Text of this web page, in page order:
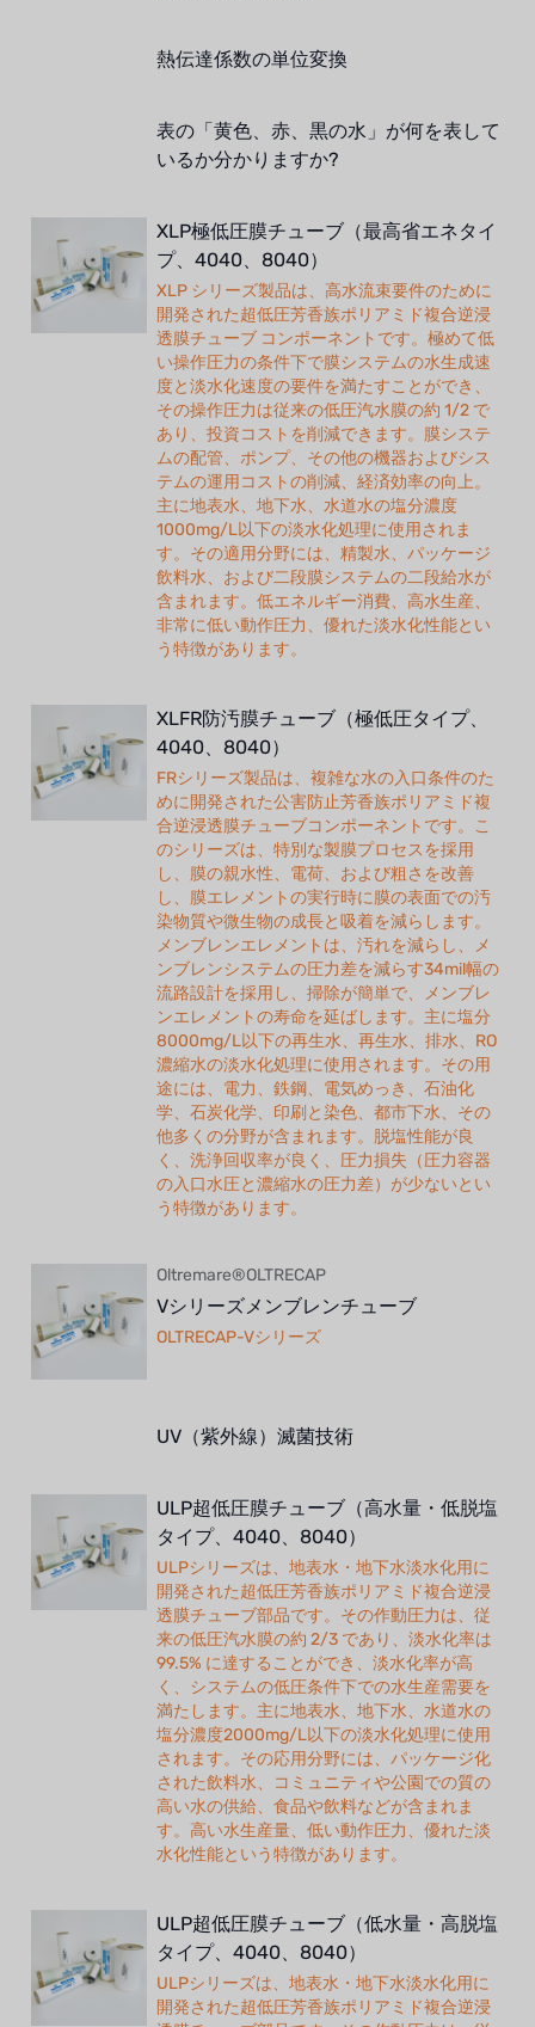
熱伝達係数の単位変換
表の「黄色、赤、黒の水」が何を表して
いるか分かりますか?
XLP極低圧膜チューブ（最高省エネタイ
プ、4040、8040）
XLP シリーズ製品は、高水流束要件のために
開発された超低圧芳香族ポリアミド複合逆浸
透膜チューブ コンポーネントです。極めて低
い操作圧力の条件下で膜システムの水生成速
度と淡水化速度の要件を満たすことができ、
その操作圧力は従来の低圧汽水膜の約 1/2 で
あり、投資コストを削減できます。膜システ
ムの配管、ポンプ、その他の機器およびシス
テムの運用コストの削減、経済効率の向上。
主に地表水、地下水、水道水の塩分濃度
1000mg/L以下の淡水化処理に使用されま
す。その適用分野には、精製水、パッケージ
飲料水、および二段膜システムの二段給水が
含まれます。低エネルギー消費、高水生産、
非常に低い動作圧力、優れた淡水化性能とい
う特徴があります。
XLFR防汚膜チューブ（極低圧タイプ、
4040、8040）
FRシリーズ製品は、複雑な水の入口条件のた
めに開発された公害防止芳香族ポリアミド複
合逆浸透膜チューブコンポーネントです。こ
のシリーズは、特別な製膜プロセスを採用
し、膜の親水性、電荷、および粗さを改善
し、膜エレメントの実行時に膜の表面での汚
染物質や微生物の成長と吸着を減らします。
メンブレンエレメントは、汚れを減らし、メ
ンブレンシステムの圧力差を減らす34mil幅の
流路設計を採用し、掃除が簡単で、メンブレ
ンエレメントの寿命を延ばします。主に塩分
8000mg/L以下の再生水、再生水、排水、RO
濃縮水の淡水化処理に使用されます。その用
途には、電力、鉄鋼、電気めっき、石油化
学、石炭化学、印刷と染色、都市下水、その
他多くの分野が含まれます。脱塩性能が良
く、洗浄回収率が良く、圧力損失（圧力容器
の入口水圧と濃縮水の圧力差）が少ないとい
う特徴があります。
Oltremare®OLTRECAP
Vシリーズメンブレンチューブ
OLTRECAP-Vシリーズ
UV（紫外線）滅菌技術
ULP超低圧膜チューブ（高水量・低脱塩
タイプ、4040、8040）
ULPシリーズは、地表水・地下水淡水化用に
開発された超低圧芳香族ポリアミド複合逆浸
透膜チューブ部品です。その作動圧力は、従
来の低圧汽水膜の約 2/3 であり、淡水化率は
99.5% に達することができ、淡水化率が高
く、システムの低圧条件下での水生産需要を
満たします。主に地表水、地下水、水道水の
塩分濃度2000mg/L以下の淡水化処理に使用
されます。その応用分野には、パッケージ化
された飲料水、コミュニティや公園での質の
高い水の供給、食品や飲料などが含まれま
す。高い水生産量、低い動作圧力、優れた淡
水化性能という特徴があります。
ULP超低圧膜チューブ（低水量・高脱塩
タイプ、4040、8040）
ULPシリーズは、地表水・地下水淡水化用に
開発された超低圧芳香族ポリアミド複合逆浸